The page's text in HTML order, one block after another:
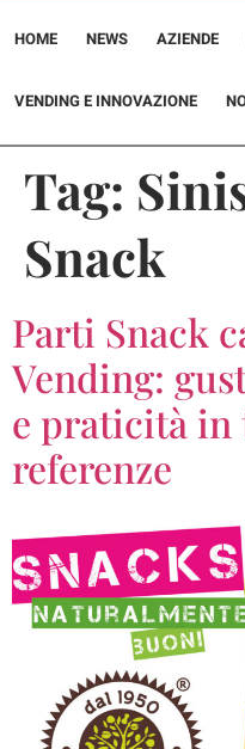
HOME NEWS AZIENDE
VENDING E INNOVAZIONE
Tag:
Snack
Parti Snack
Vending:
e praticità in
referenze